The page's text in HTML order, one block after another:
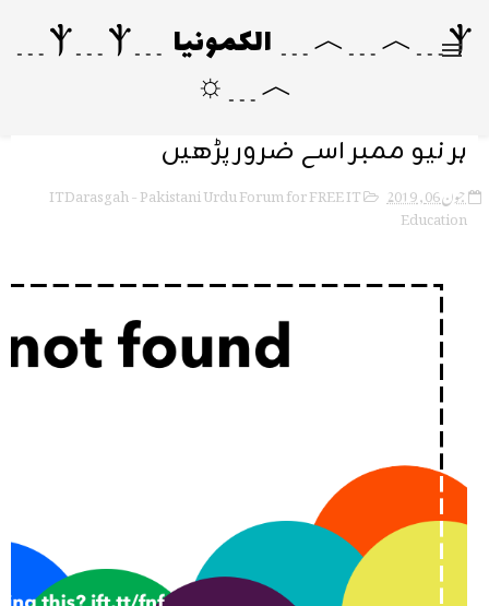
Ⲯ﹍︿﹍︿﹍ الکمونیا ﹍Ⲯ﹍Ⲯ﹍
︿﹍☼
ہر نیو ممبر اسے ضرور پڑھیں
جون 06, 2019 ITDarasgah - Pakistani Urdu Forum for FREE IT
Education